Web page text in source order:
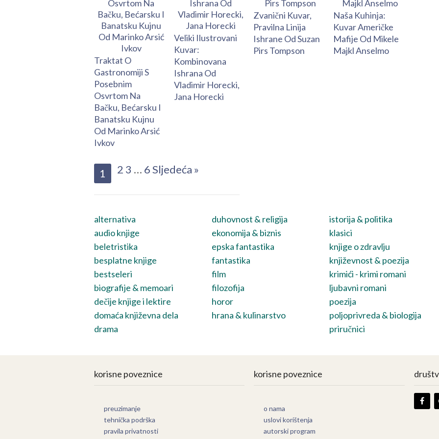
Traktat O
Gastronomiji S
Posebnim
Osvrtom Na
Bačku, Bećarsku I
Banatsku Kujnu
Od Marinko Arsić
Ivkov
Veliki Ilustrovani
Kuvar:
Kombinovana
Ishrana Od
Vladimir Horecki,
Jana Horecki
Zvanični Kuvar,
Pravilna Linija
Ishrane Od Suzan
Pirs Tompson
Naša Kuhinja:
Kuvar Američke
Mafije Od Mikele
Majkl Anselmo
1 2 3 … 6Sljedeća »
alternativa
audio knjige
beletristika
besplatne knjige
bestseleri
biografije & memoari
dečije knjige i lektire
domaća književna dela
drama
duhovnost & religija
ekonomija & biznis
epska fantastika
fantastika
film
filozofija
horor
hrana & kulinarstvo
istorija & politika
klasici
knjige o zdravlju
književnost & poezija
krimići - krimi romani
ljubavni romani
poezija
poljoprivreda & biologija
priručnici
korisne poveznice
preuzimanje
tehnička podrška
pravila privatnosti
korisne poveznice
o nama
uslovi korištenja
autorski program